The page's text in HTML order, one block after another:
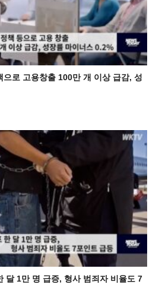
으로 고용창출 100만 개 이상 급감, 성
달 1만 명 급증, 형사 범죄자 비율도 7